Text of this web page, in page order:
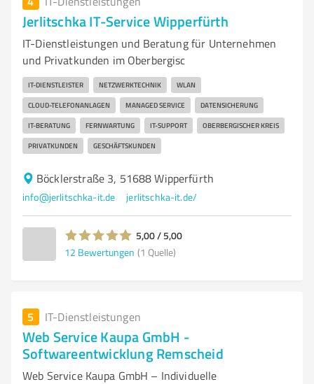
Jerlitschka IT-Service Wipperfürth
IT-Dienstleistungen und Beratung für Unternehmen
und Privatkunden im Oberbergisc
IT-DIENSTLEISTER NETZWERKTECHNIK WLAN
CLOUD-TELEFONANLAGEN MANAGED SERVICE DATENSICHERUNG
IT-BERATUNG FERNWARTUNG IT-SUPPORT OBERBERGISCHER KREIS
PRIVATKUNDEN GESCHÄFTSKUNDEN
Böcklerstraße 3, 51688 Wipperfürth
info@jerlitschka-it.de jerlitschka-it.de/
5,00 / 5,00
12 Bewertungen (1 Quelle)
5 IT-Dienstleistungen
Web Service Kaupa GmbH -
Softwareentwicklung Remscheid
Web Service Kaupa GmbH – Individuelle